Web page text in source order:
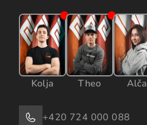
Kolja Theo Alča
+420 724 000 088